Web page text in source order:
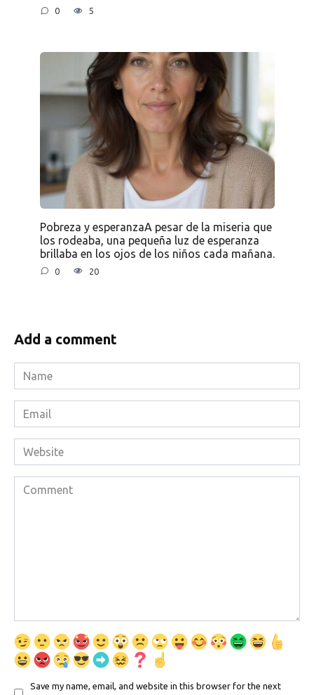
0 5
Pobreza y esperanzaA pesar de la miseria que
los rodeaba, una pequeña luz de esperanza
brillaba en los ojos de los niños cada mañana.
0 20
Add a comment
Name
*
Email
*
Website
Comment
Save my name, email, and website in this browser for the next